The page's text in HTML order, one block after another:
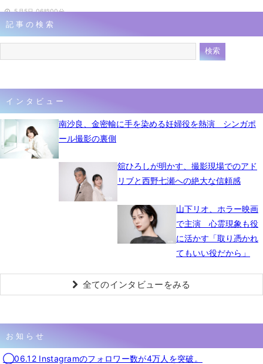
5月5日 06時00分
記事の検索
インタビュー
南沙良、金密輸に手を染める妊婦役を熱演 シンガポ
ール撮影の裏側
舘ひろしが明かす、撮影現場でのアド
リブと西野七瀬への絶大な信頼感
山下リオ、ホラー映画
で主演 心霊現象も役
に活かす「取り憑かれ
てもいい役だから」
全てのインタビューをみる
お知らせ
◯06.12 Instagramのフォロワー数が4万人を突破。